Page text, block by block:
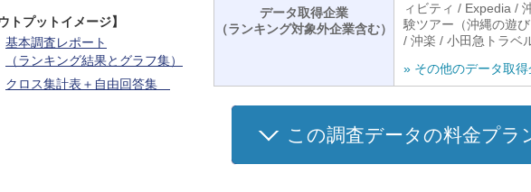
トプットイメージ】
基本調査レポート
（ランキング結果とグラフ集）
クロス集計表＋自由回答集
データ取得企業
（ランキング対象外企業含む）
ィビティ / Expedia /
験ツアー（沖縄の遊
/ 沖楽 / 小田急トラベ
» その他のデータ取得
この調査データの料金プラ